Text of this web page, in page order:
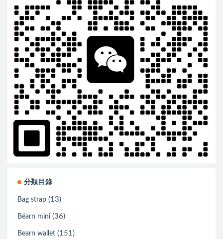
分類目錄
Bag strap (13)
Béarn mini (36)
Bearn wallet (151)